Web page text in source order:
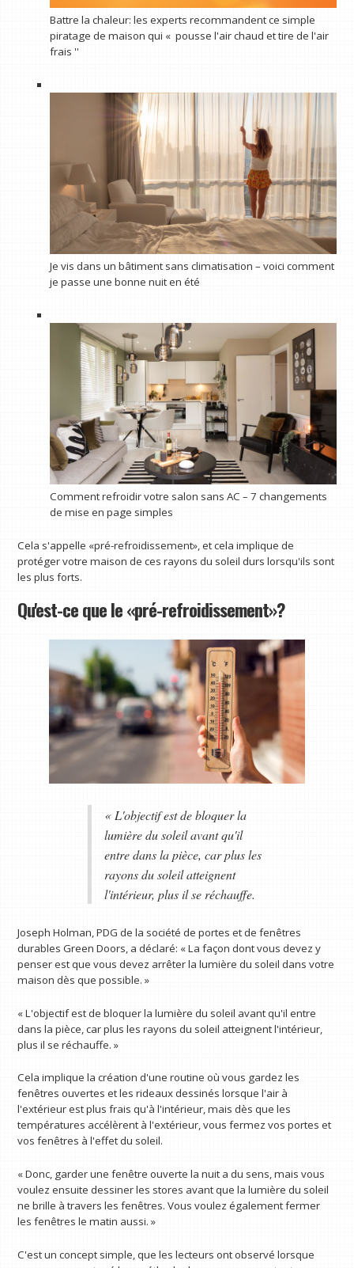
Battre la chaleur: les experts recommandent ce simple
piratage de maison qui « pousse l'air chaud et tire de l'air
frais ''
Je vis dans un bâtiment sans climatisation – voici comment
je passe une bonne nuit en été
Comment refroidir votre salon sans AC – 7 changements
de mise en page simples
Cela s'appelle «pré-refroidissement», et cela implique de
protéger votre maison de ces rayons du soleil durs lorsqu'ils sont
les plus forts.
Qu'est-ce que le «pré-refroidissement»?
« L'objectif est de bloquer la
lumière du soleil avant qu'il
entre dans la pièce, car plus les
rayons du soleil atteignent
l'intérieur, plus il se réchauffe.
Joseph Holman, PDG de la société de portes et de fenêtres
durables Green Doors, a déclaré: « La façon dont vous devez y
penser est que vous devez arrêter la lumière du soleil dans votre
maison dès que possible. »
« L'objectif est de bloquer la lumière du soleil avant qu'il entre
dans la pièce, car plus les rayons du soleil atteignent l'intérieur,
plus il se réchauffe. »
Cela implique la création d'une routine où vous gardez les
fenêtres ouvertes et les rideaux dessinés lorsque l'air à
l'extérieur est plus frais qu'à l'intérieur, mais dès que les
températures accélèrent à l'extérieur, vous fermez vos portes et
vos fenêtres à l'effet du soleil.
« Donc, garder une fenêtre ouverte la nuit a du sens, mais vous
voulez ensuite dessiner les stores avant que la lumière du soleil
ne brille à travers les fenêtres. Vous voulez également fermer
les fenêtres le matin aussi. »
C'est un concept simple, que les lecteurs ont observé lorsque